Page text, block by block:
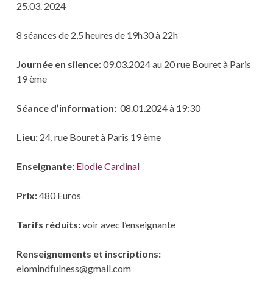
25.03. 2024
8 séances de 2,5 heures de 19h30 à 22h
Journée en silence:09.03.2024 au 20 rue Bouret à Paris
19 ème
Séance d’information:08.01.2024 à 19:30
Lieu:24, rue Bouret à Paris 19 ème
Enseignante: Elodie Cardinal
Prix:480 Euros
Tarifs réduits:voir avec l’enseignante
Renseignements et inscriptions:
elomindfulness@gmail.com